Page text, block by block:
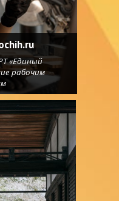
«Единый
рабочим